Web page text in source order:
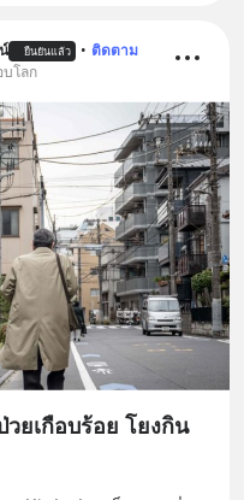
ยืนยันแล้ว • ติดตาม
บโลก
ยเกือบร้อย โยงกิน